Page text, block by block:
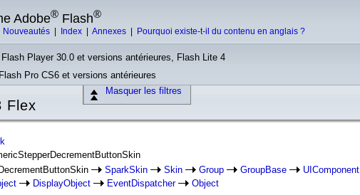
Adobe® Flash®
Nouveautés Index Annexes Pourquoi existe-t-il du contenu en anglais ?
Player 30.0 et versions antérieures, Flash Lite 4
Pro CS6 et versions antérieures
Masquer les filtres
Flex
SparkSkin Skin Group GroupBase UIComponent
DisplayObject EventDispatcher
Object